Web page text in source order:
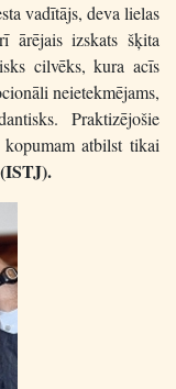
vadītājs, deva lielas
ārējais izskats šķita
cilvēks, kura acīs
neietekmējams,
Praktizējošie
atbilst tikai